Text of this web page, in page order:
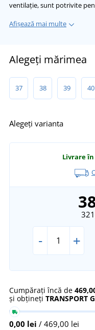
ventilație, sunt potrivite
Afișează mai multe
Alegeți mărimea
37 38 39 40
Alegeți varianta
Livrare în
- +
Cumpărați încă de
și obțineți TRANSPORT
0,00 lei / 469,00 lei